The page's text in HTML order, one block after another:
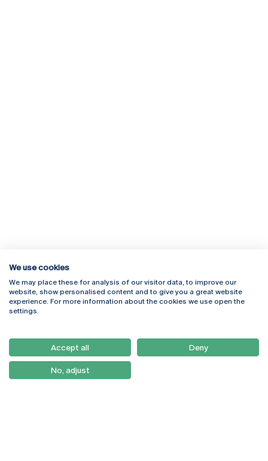
Rua Diogo Botelho 1327
4169-005 Porto
+351 226 196 240
Campus Online
Webmail
Como Chegar
Newsletter
We use cookies
We may place these for analysis of our visitor data, to improve our
website, show personalised content and to give you a great website
experience. For more information about the cookies we use open the
settings.
Accept all Deny
No, adjust